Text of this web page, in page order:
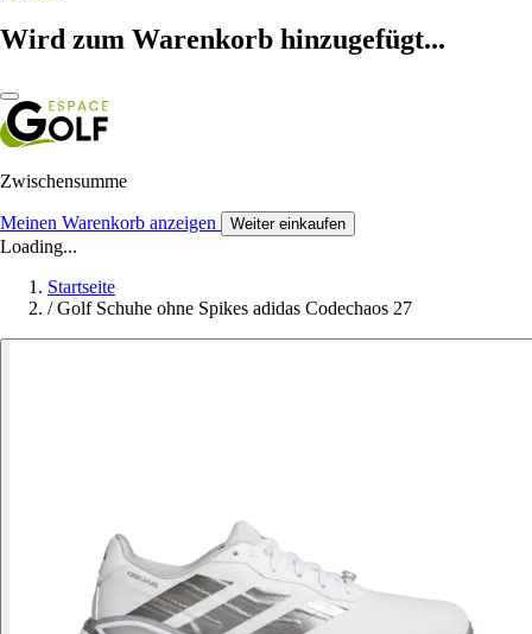
Wird zum Warenkorb hinzugefügt...
Zwischensumme
Meinen Warenkorb anzeigen Weiter einkaufen
Loading...
Startseite
/ Golf Schuhe ohne Spikes adidas Codechaos 27